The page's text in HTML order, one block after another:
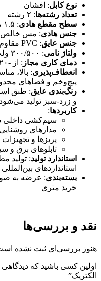
نوع کابل: افشان
تعداد رشته‌ها: ۲ رشته
سطح مقطع هادی: ۱.۵ میلی‌متر مربع
جنس هادی: مس خالص و
جنس عایق: PVC مقاوم در برابر حرارت، رطوبت و سایش
ولتاژ نامی: ۳۰۰/۵۰۰ ولت
دمای کاری مجاز : از -۲۰ تا +۷۰ درجه سانتی‌گراد
انعطاف‌پذیری: بالا،
پیچ‌وخم و فضاهای
رنگ‌بندی عایق: طبق
و زرد-سبز تولید می‌شود
کاربردها:
سیم‌کشی داخلی
مدارهای روشنایی
پریزها و
تابلوهای برق و
استاندارد تولید
استانداردهای بین‌المللی
بسته‌بندی
خرید متری
نقد و بررسی‌ها
هنوز بررسی‌ای ثبت نشده
الکتریک”